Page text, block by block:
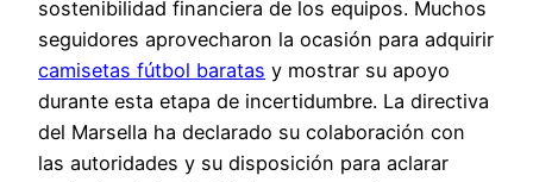
sostenibilidad financiera de los equipos. Muchos
seguidores aprovecharon la ocasión para adquirir
camisetas fútbol baratas y mostrar su apoyo
durante esta etapa de incertidumbre. La directiva
del Marsella ha declarado su colaboración con
las autoridades y su disposición para aclarar